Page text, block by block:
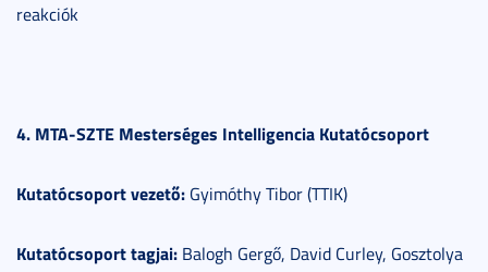
reakciók
4. MTA-SZTE Mesterséges Intelligencia Kutatócsoport
Kutatócsoport vezető: Gyimóthy Tibor (TTIK)
Kutatócsoport tagjai: Balogh Gergő, David Curley, Gosztolya